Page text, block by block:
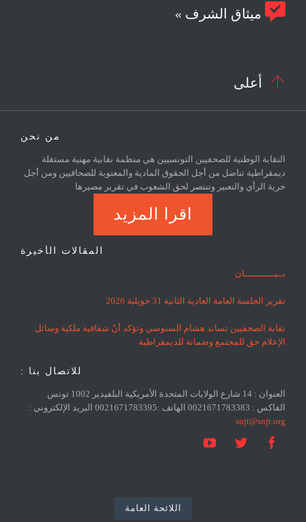
 ميثاق الشرف »
 أعلى
من نحن
النقابة الوطنية للصحفيين التونسيين هي منظمة نقابية مهنية مستقلة
ديمقراطية تناضل من أجل الحقوق المادية والمعنوية للصحافيين ومن أجل
حرية الرأي والتعبير وتنتصر لحق الشعوب في تقرير مصيرها
اقرا المزيد
المقالات الأخيرة
بــيـــــــــــان
تقرير الجلسة العامة العادية الثانية 31 جويلية 2026
نقابة الصحفيين تساند هشام السنوسي وتؤكد أنّ شفافية ملكية وسائل
الإعلام حق للمجتمع وضمانة للديمقراطية
للاتصال بنا :
العنوان : 14 شارع الولايات المتحدة الأمريكية البلفيدير 1002 تونس
الفاكس : 0021671783383 الهاتف :0021671783395 البريد الإلكتروني :
snjt@snjt.org



اللائحة العامة